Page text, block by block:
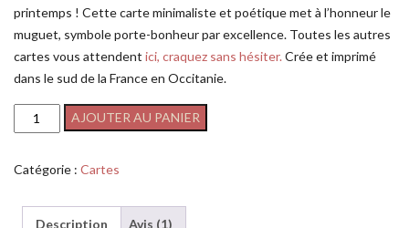
printemps ! Cette carte minimaliste et poétique met à l’honneur le
muguet, symbole porte-bonheur par excellence. Toutes les autres
cartes vous attendent ici, craquez sans hésiter. Crée et imprimé
dans le sud de la France en Occitanie.
AJOUTER AU PANIER
Catégorie : Cartes
Description Avis (1)